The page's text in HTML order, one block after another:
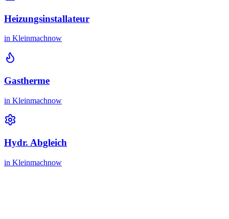
Heizungsinstallateur
in Kleinmachnow
Gastherme
in Kleinmachnow
Hydr. Abgleich
in Kleinmachnow